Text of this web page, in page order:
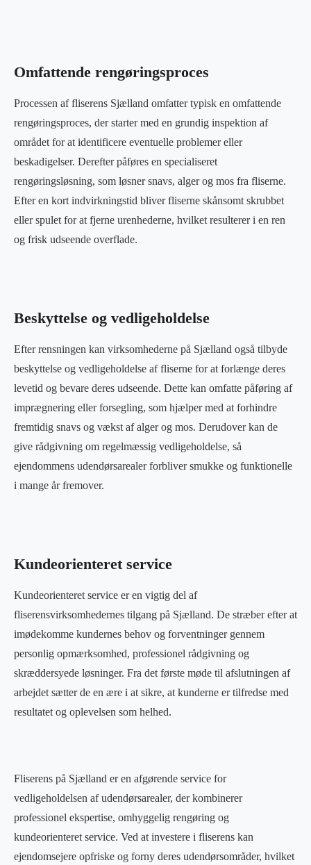
Omfattende rengøringsproces
Processen af fliserens Sjælland omfatter typisk en omfattende
rengøringsproces, der starter med en grundig inspektion af
området for at identificere eventuelle problemer eller
beskadigelser. Derefter påføres en specialiseret
rengøringsløsning, som løsner snavs, alger og mos fra fliserne.
Efter en kort indvirkningstid bliver fliserne skånsomt skrubbet
eller spulet for at fjerne urenhederne, hvilket resulterer i en ren
og frisk udseende overflade.
Beskyttelse og vedligeholdelse
Efter rensningen kan virksomhederne på Sjælland også tilbyde
beskyttelse og vedligeholdelse af fliserne for at forlænge deres
levetid og bevare deres udseende. Dette kan omfatte påføring af
imprægnering eller forsegling, som hjælper med at forhindre
fremtidig snavs og vækst af alger og mos. Derudover kan de
give rådgivning om regelmæssig vedligeholdelse, så
ejendommens udendørsarealer forbliver smukke og funktionelle
i mange år fremover.
Kundeorienteret service
Kundeorienteret service er en vigtig del af
fliserensvirksomhedernes tilgang på Sjælland. De stræber efter at
imødekomme kundernes behov og forventninger gennem
personlig opmærksomhed, professionel rådgivning og
skræddersyede løsninger. Fra det første møde til afslutningen af
arbejdet sætter de en ære i at sikre, at kunderne er tilfredse med
resultatet og oplevelsen som helhed.
Fliserens på Sjælland er en afgørende service for
vedligeholdelsen af udendørsarealer, der kombinerer
professionel ekspertise, omhyggelig rengøring og
kundeorienteret service. Ved at investere i fliserens kan
ejendomsejere opfriske og forny deres udendørsområder, hvilket